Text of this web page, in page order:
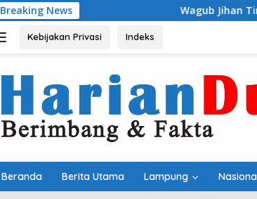
Breaking News Wagub Jihan Tinjau Rumah
Kebijakan Privasi Indeks
Beranda Berita Utama Lampung